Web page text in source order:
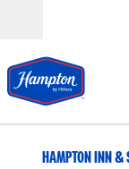
HAMPTON INN &